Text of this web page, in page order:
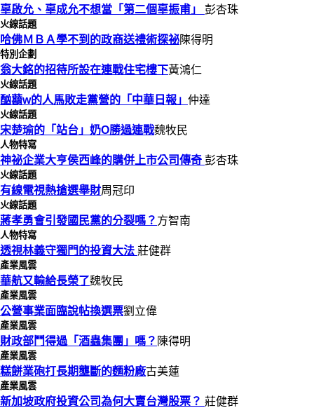
辜啟允、辜成允不想當「第二個辜振甫」 彭杏珠
火線話題
哈佛ＭＢＡ學不到的政商送禮術探祕陳得明
特別企劃
翁大銘的招待所設在連戰住宅樓下黃鴻仁
火線話題
酗蘛w的人馬敗走黨營的「中華日報」 仲達
火線話題
宋楚瑜的「站台」奶O勝過連戰魏牧民
人物特寫
神祕企業大亨侯西峰的購併上市公司傳奇 彭杏珠
火線話題
有線電視熱搶選舉財周冠印
火線話題
蔣孝勇會引發國民黨的分裂嗎？ 方智南
人物特寫
透視林義守獨門的投資大法 莊健群
產業風雲
華航又輸給長榮了魏牧民
產業風雲
公營事業面臨說帖換選票劉立偉
產業風雲
財政部鬥得過「酒蟲集團」嗎？ 陳得明
產業風雲
糕餅業砲打長期壟斷的麵粉廠古美蓮
產業風雲
新加坡政府投資公司為何大賣台灣股票？ 莊健群